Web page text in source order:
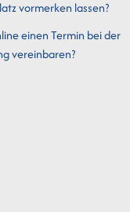
vormerken lassen?
einen Termin bei der
vereinbaren?